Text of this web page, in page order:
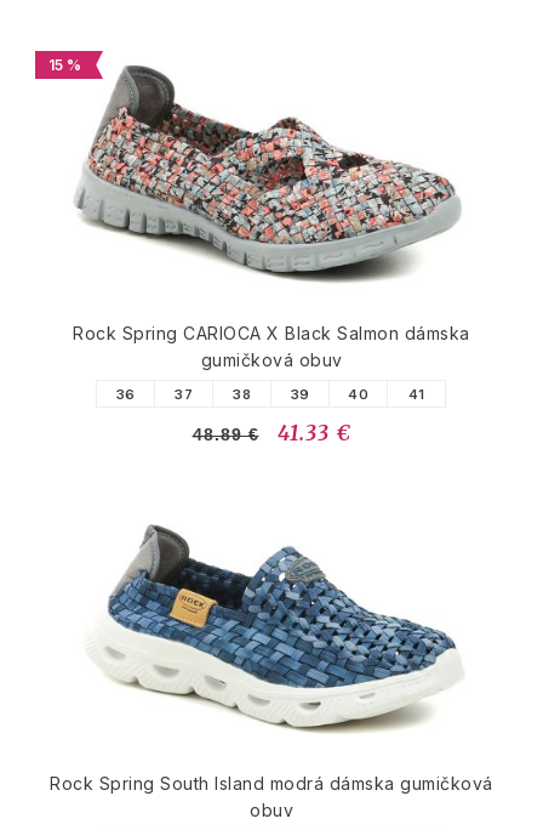
15 %
Rock Spring CARIOCA X Black Salmon dámska
gumičková obuv
36 37 38 39 40 41
48.89 € 41.33 €
Rock Spring South Island modrá dámska gumičková
obuv